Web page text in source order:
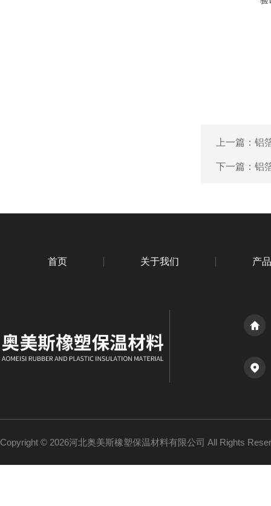
上一篇： 铝
下一篇： 铝
首页 关于我们 产
Copyright © 2026河北奥美斯橡塑保温材料有限公司 All Rights